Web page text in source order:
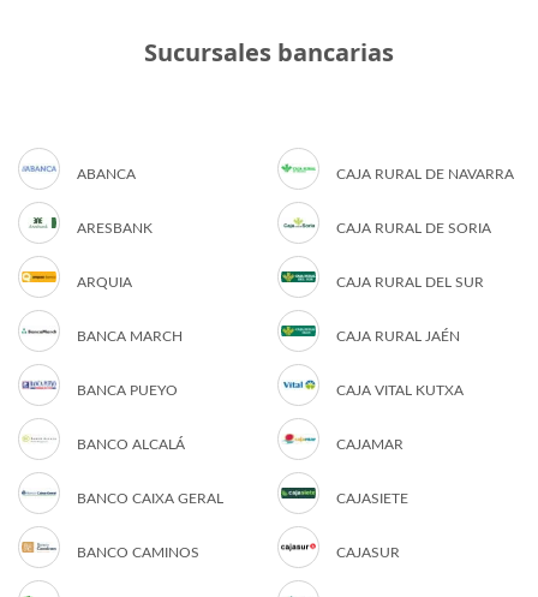
Sucursales bancarias
ABANCA
ARESBANK
ARQUIA
BANCA MARCH
BANCA PUEYO
BANCO ALCALÁ
BANCO CAIXA GERAL
BANCO CAMINOS
CAJA RURAL DE NAVARRA
CAJA RURAL DE SORIA
CAJA RURAL DEL SUR
CAJA RURAL JAÉN
CAJA VITAL KUTXA
CAJAMAR
CAJASIETE
CAJASUR